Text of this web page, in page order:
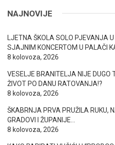
NAJNOVIJE
LJETNA ŠKOLA SOLO PJEVANJA
SJAJNIM KONCERTOM U PALAČI
8 kolovoza, 2026
VESELJE BRANITELJA NIJE
ŽIVOT PO DANU RATOVANJA!?
8 kolovoza, 2026
ŠKABRNJA PRVA PRUŽILA RUKU,
GRADOVI I ŽUPANIJE…
8 kolovoza, 2026